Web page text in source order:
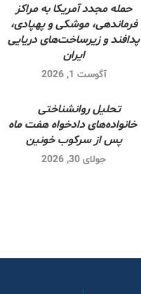
حمله مجدد آمریکا به مراکز
فرماندهی، موشکی و پهپادی،
پدافند و زیرساخت‌های دریایی
ایران
آگوست 1, 2026
تحلیل روانشناختی
خانواده‌های دادخواه هفت ماه
پس از سرکوب خونین
جولای 30, 2026